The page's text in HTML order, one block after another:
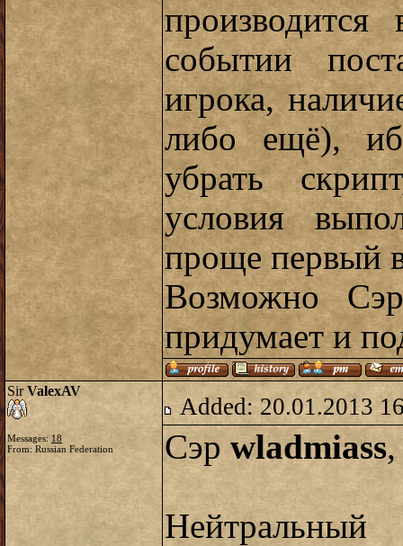
событии
игрока,
либо ещё),
убрать
условия
проще первый
Возможно
придумает и
SirValexAV
Messages: 18
From: Russian Federation
Added: 20.01.2013
Сэр wladmiass,